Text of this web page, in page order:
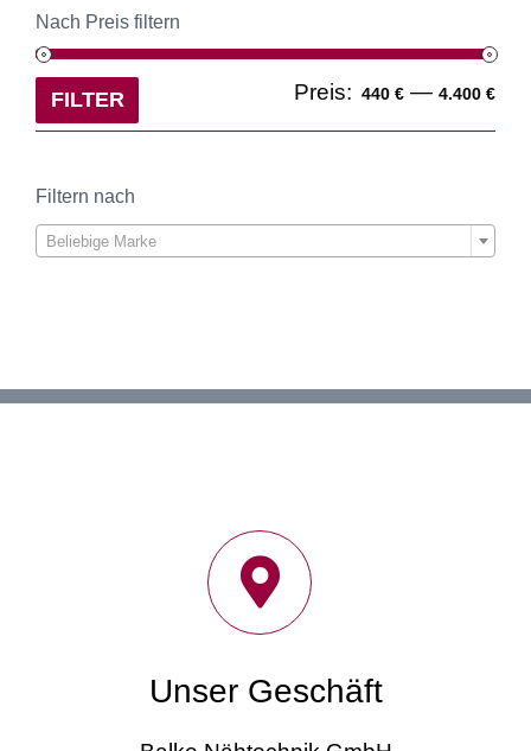
Nach Preis filtern
FILTER Preis: 440 € — 4.400 €
Filtern nach
Beliebige Marke
Unser Geschäft